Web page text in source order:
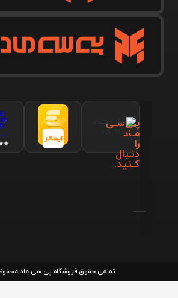
پـی‌سـی
مـاد
را
دنـبال
کـنید.
تمامی حقوق فروشگاه پی سی ماد